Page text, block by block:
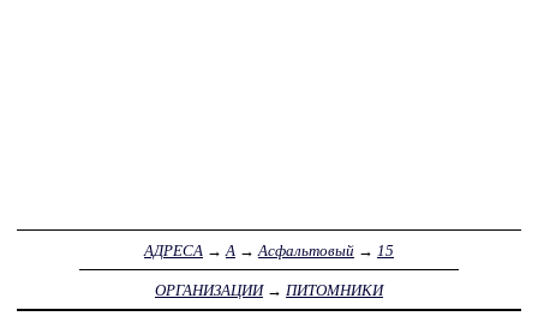
АДРЕСА → А → Асфальтовый → 15
ОРГАНИЗАЦИИ→ ПИТОМНИКИ